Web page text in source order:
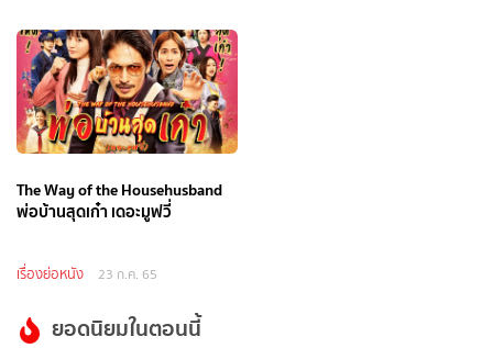
The Way of the Househusband
พ่อบ้านสุดเก๋า เดอะมูฟวี่
เรื่องย่อหนัง 23 ก.ค. 65
ยอดนิยมในตอนนี้